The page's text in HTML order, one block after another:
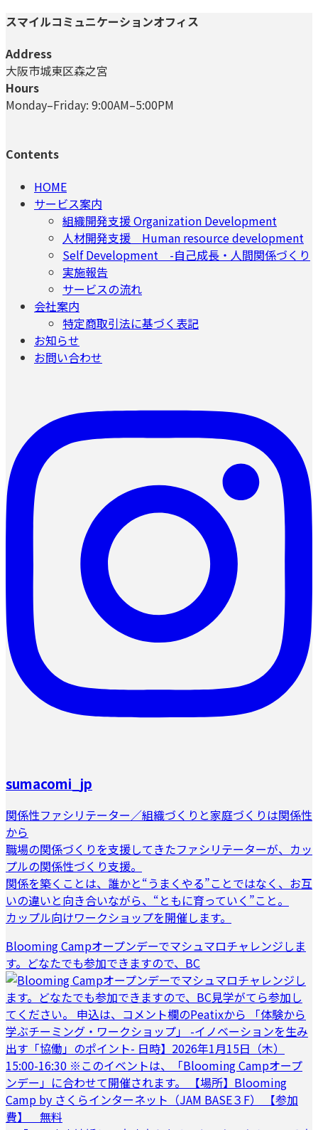
スマイルコミュニケーションオフィス
Address
大阪市城東区森之宮
Hours
Monday–Friday: 9:00AM–5:00PM
Contents
HOME
サービス案内
組織開発支援 Organization Development
人材開発支援 Human resource development
Self Development -自己成長・人間関係づくり
実施報告
サービスの流れ
会社案内
特定商取引法に基づく表記
お知らせ
お問い合わせ
sumacomi_jp
関係性ファシリテーター／組織づくりと家庭づくりは関係性
から
職場の関係づくりを支援してきたファシリテーターが、カッ
プルの関係性づくり支援。
関係を築くことは、誰かと“うまくやる”ことではなく、お互
いの違いと向き合いながら、“ともに育っていく”こと。
カップル向けワークショップを開催します。
Blooming Campオープンデーでマシュマロチャレンジしま
す。どなたでも参加できますので、BC